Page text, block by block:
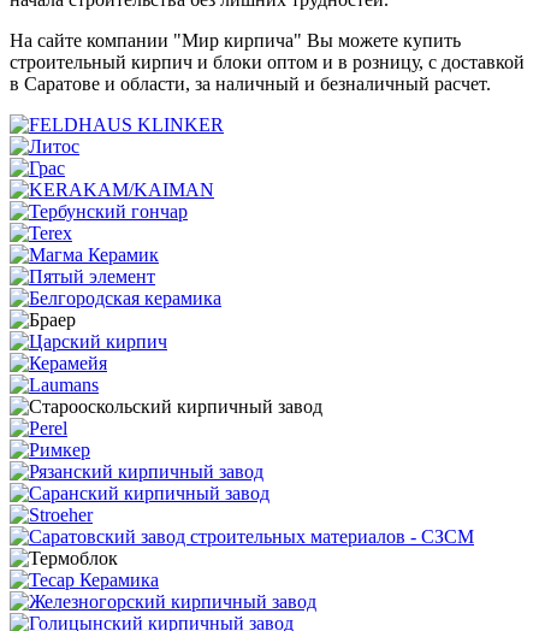
На сайте компании "Мир кирпича" Вы можете купить
строительный кирпич и блоки оптом и в розницу, с доставкой
в Саратове и области, за наличный и безналичный расчет.